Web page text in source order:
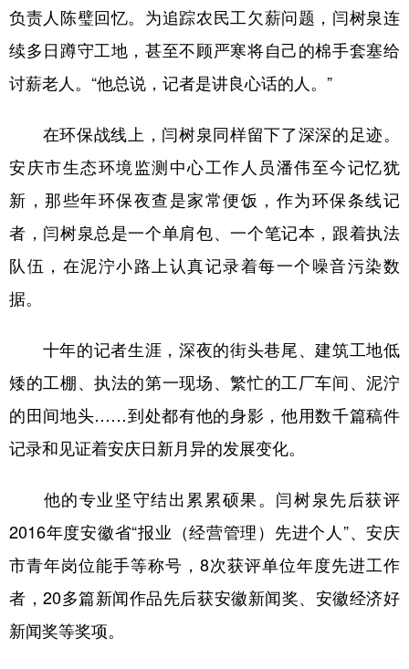
负责人陈璧回忆。为追踪农民工欠薪问题，闫树泉连
续多日蹲守工地，甚至不顾严寒将自己的棉手套塞给
讨薪老人。“他总说，记者是讲良心话的人。”
在环保战线上，闫树泉同样留下了深深的足迹。
安庆市生态环境监测中心工作人员潘伟至今记忆犹
新，那些年环保夜查是家常便饭，作为环保条线记
者，闫树泉总是一个单肩包、一个笔记本，跟着执法
队伍，在泥泞小路上认真记录着每一个噪音污染数
据。
十年的记者生涯，深夜的街头巷尾、建筑工地低
矮的工棚、执法的第一现场、繁忙的工厂车间、泥泞
的田间地头……到处都有他的身影，他用数千篇稿件
记录和见证着安庆日新月异的发展变化。
他的专业坚守结出累累硕果。闫树泉先后获评
2016年度安徽省“报业（经营管理）先进个人”、安庆
市青年岗位能手等称号，8次获评单位年度先进工作
者，20多篇新闻作品先后获安徽新闻奖、安徽经济好
新闻奖等奖项。